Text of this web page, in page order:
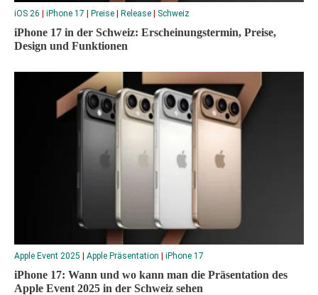
iOS 26 iPhone 17 Preise Release Schweiz
iPhone 17 in der Schweiz: Erscheinungstermin, Preise,
Design und Funktionen
Apple Event 2025 | Apple Präsentation | iPhone 17
iPhone 17: Wann und wo kann man die Präsentation des
Apple Event 2025 in der Schweiz sehen